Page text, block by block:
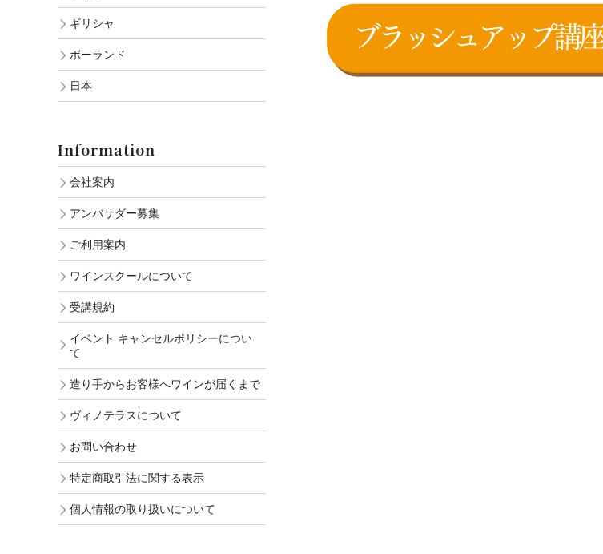
ギリシャ
ポーランド
日本
Information
会社案内
アンバサダー募集
ご利用案内
ワインスクールについて
受講規約
イベント キャンセルポリシーについ
て
造り手からお客様へワインが届くまで
ヴィノテラスについて
お問い合わせ
特定商取引法に関する表示
個人情報の取り扱いについて